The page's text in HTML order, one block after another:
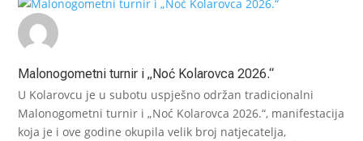
Malonogometni turnir i „Noć Kolarovca 2026.“
U Kolarovcu je u subotu uspješno održan tradicionalni
Malonogometni turnir i „Noć Kolarovca 2026.“, manifestacija
koja je i ove godine okupila velik broj natjecatelja,